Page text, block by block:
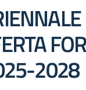
2028